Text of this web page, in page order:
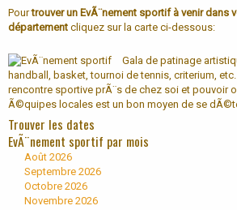
Pourtrouver un EvÃ¨nement sportif à venir dans
département cliquez sur la carte ci-dessous:
Gala de patinage
handball, basket, tournoi de tennis, criterium,
rencontre sportive prÃ¨s de chez soi et pouvoir
Ã©quipes locales est un bon moyen de se
Trouver les dates
EvÃ¨nement sportif par mois
Août 2026
Septembre 2026
Octobre 2026
Novembre 2026